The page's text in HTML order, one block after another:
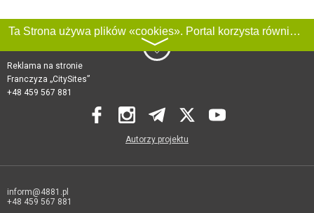
Ta Strona używa plików «cookies». Portal korzysta również z serwisu internetowego do zbierania danych technicznych o odwiedzających w celu uzyskania informacji marketingowych i statystycznych. Warunki przetwarzania danych odwiedzających Stronę, patrz:
〉
Reklama na stronie
Franczyza „CitySites”
+48 459 567 881
Autorzy projektu
inform@4881.pl
+48 459 567 881